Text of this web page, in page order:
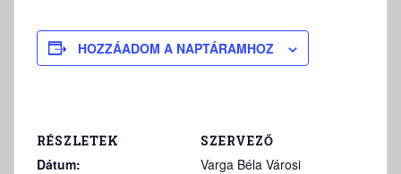
HOZZÁADOM A NAPTÁRAMHOZ
RÉSZLETEK
Dátum:
SZERVEZŐ
Varga Béla Városi